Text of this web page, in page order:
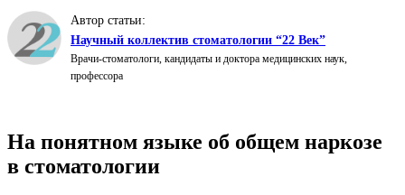
Автор статьи:
Научный коллектив стоматологии “22 Век”
Врачи-стоматологи, кандидаты и доктора медицинских наук,
профессора
На понятном языке об общем наркозе
в стоматологии